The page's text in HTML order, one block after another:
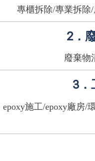
專櫃拆除/專業拆除
2．
廢棄物
3．
epoxy施工/epoxy廠房/